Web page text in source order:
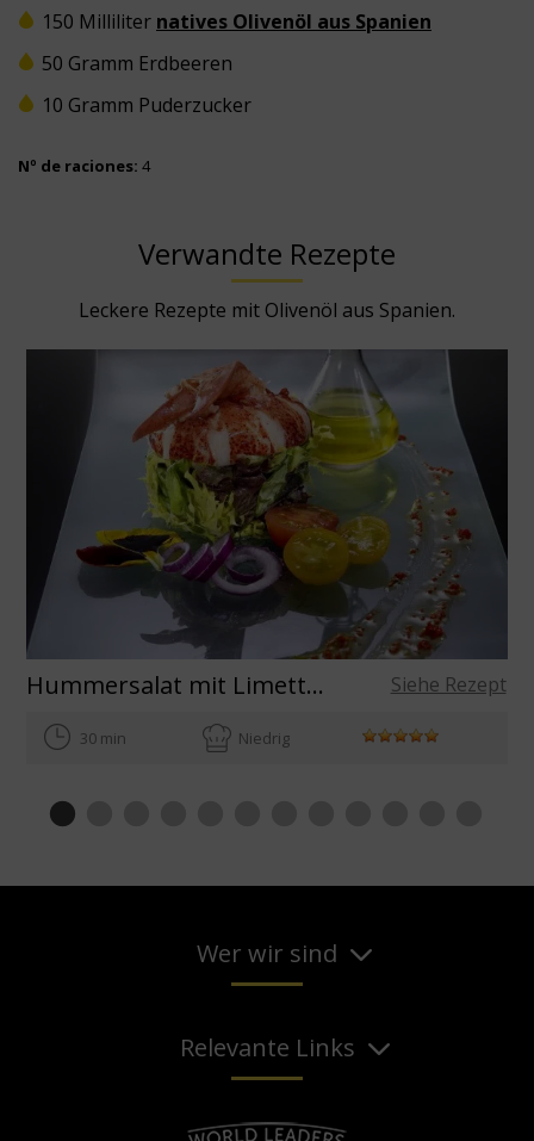
150 Milliliter natives Olivenöl aus Spanien
50 Gramm Erdbeeren
10 Gramm Puderzucker
Nº de raciones: 4
Verwandte Rezepte
Leckere Rezepte mit Olivenöl aus Spanien.
Hummersalat mit Limetten-Safran-Vinaigrette Siehe Rezept
30 min Niedrig
Wer wir sind
Relevante Links